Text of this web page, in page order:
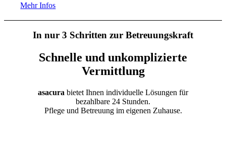
Mehr Infos
In nur 3 Schritten zur Betreuungskraft
Schnelle und unkomplizierte
Vermittlung
asacura bietet Ihnen individuelle Lösungen für
bezahlbare 24 Stunden.
Pflege und Betreuung im eigenen Zuhause.